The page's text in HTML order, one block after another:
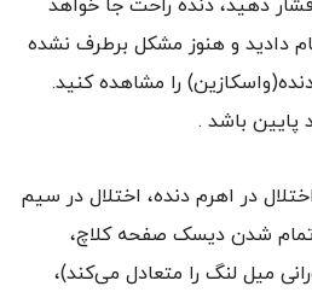
فشار دهید، دنده راحت جا خواهد
دادید و هنوز مشکل برطرف نشده
را مشاهده کنید.
پایین باشد .
در اهرم دنده، اختلال در سیم
تمام شدن دیسک صفحه کلاچ،
میل لنگ را متعادل می‌کند)،